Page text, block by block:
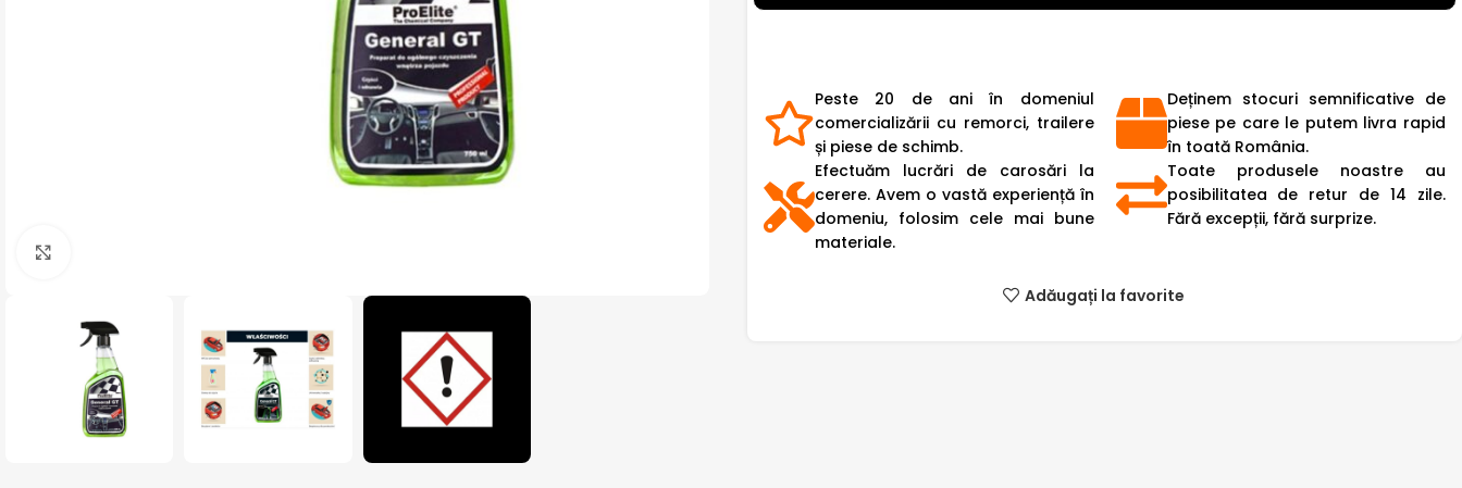
Peste 20 de ani în domeniul
comercializării cu remorci, trailere
și piese de schimb.
Efectuăm lucrări de carosări la
cerere. Avem o vastă experiență în
domeniu, folosim cele mai bune
materiale.
Deținem stocuri semnificative de
piese pe care le putem livra rapid
în toată România.
Toate produsele noastre au
posibilitatea de retur de 14 zile.
Fără excepții, fără surprize.
Adăugați la favorite